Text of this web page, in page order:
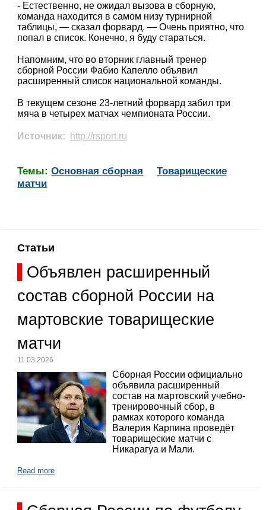
- Естественно, не ожидал вызова в сборную,
команда находится в самом низу турнирной
таблицы, — сказал форвард. — Очень приятно, что
попал в список. Конечно, я буду стараться.
Напомним, что во вторник главный тренер
сборной России Фабио Капелло объявил
расширенный список национальной команды.
В текущем сезоне 23-летний форвард забил три
мяча в четырех матчах чемпионата России.
Источник: http://rsport.ru
Темы:Основная сборная
Товарищеские
матчи
Статьи
Объявлен расширенный
состав сборной России на
мартовские товарищеские
матчи
11.03.2026
Сборная России официально
объявила расширенный
состав на мартовский учебно-
тренировочный сбор, в
рамках которого команда
Валерия Карпина проведёт
товарищеские матчи с
Никарагуа и Мали.
Read more